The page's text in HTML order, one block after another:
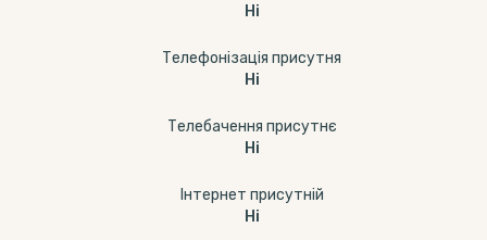
Ні
Телефонізація присутня
Ні
Телебачення присутнє
Ні
Інтернет присутній
Ні